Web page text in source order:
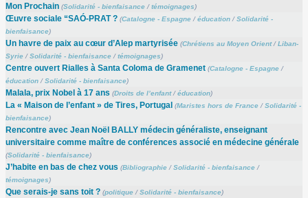
Mon Prochain (Solidarité - bienfaisance/témoignages)
Œuvre sociale “SAÓ-PRAT ? (Catalogne - Espagne/éducation/Solidarité -
bienfaisance)
Un havre de paix au cœur d’Alep martyrisée (Chrétiens au Moyen Orient/Liban-
Syrie/Solidarité - bienfaisance/témoignages)
Centre ouvert Rialles à Santa Coloma de Gramenet (Catalogne - Espagne/
éducation/Solidarité - bienfaisance)
Malala, prix Nobel à 17 ans (Droits de l’enfant/éducation)
La « Maison de l’enfant » de Tires, Portugal (Maristes hors de France/Solidarité -
bienfaisance)
Rencontre avec Jean Noël BALLY médecin généraliste, enseignant
universitaire comme maître de conférences associé en médecine générale
(Solidarité - bienfaisance)
J’habite en bas de chez vous (Bibliographie/Solidarité - bienfaisance/
témoignages)
Que serais-je sans toit ? (politique/Solidarité - bienfaisance)